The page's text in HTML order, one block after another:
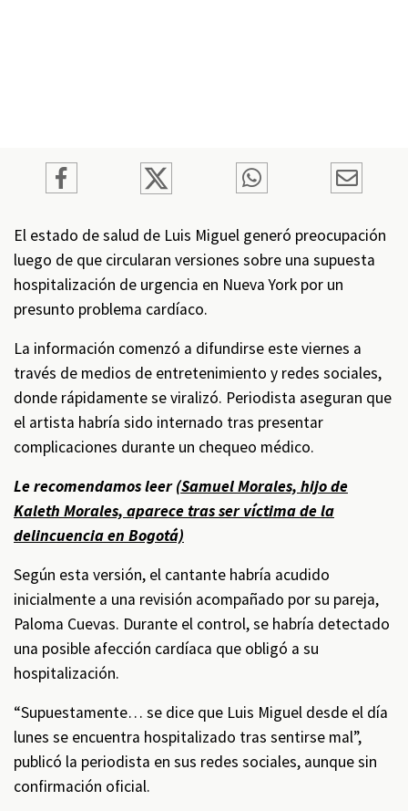
El estado de salud de Luis Miguel generó preocupación
luego de que circularan versiones sobre una supuesta
hospitalización de urgencia en Nueva York por un
presunto problema cardíaco.
La información comenzó a difundirse este viernes a
través de medios de entretenimiento y redes sociales,
donde rápidamente se viralizó. Periodista aseguran que
el artista habría sido internado tras presentar
complicaciones durante un chequeo médico.
Le recomendamos leer(Samuel Morales, hijo de
Kaleth Morales, aparece tras ser víctima de la
delincuencia en Bogotá)
Según esta versión, el cantante habría acudido
inicialmente a una revisión acompañado por su pareja,
Paloma Cuevas. Durante el control, se habría detectado
una posible afección cardíaca que obligó a su
hospitalización.
“Supuestamente… se dice que Luis Miguel desde el día
lunes se encuentra hospitalizado tras sentirse mal”,
publicó la periodista en sus redes sociales, aunque sin
confirmación oficial.